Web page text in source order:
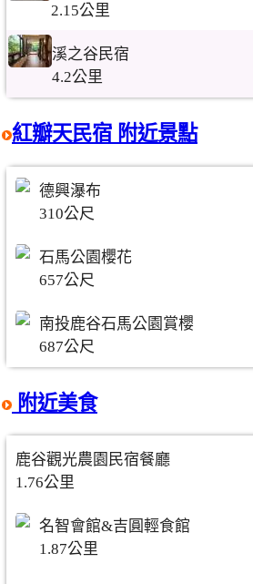
2.15公里
溪之谷民宿
4.2公里
紅瓣天民宿 附近景點
德興瀑布
310公尺
石馬公園櫻花
657公尺
南投鹿谷石馬公園賞櫻
687公尺
附近美食
鹿谷觀光農園民宿餐廳
1.76公里
名智會館&吉圓輕食館
1.87公里